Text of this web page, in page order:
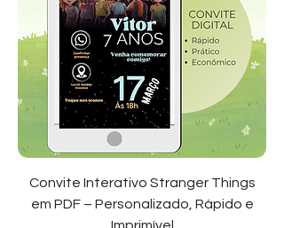
Convite Interativo Stranger Things
em PDF – Personalizado, Rápido e